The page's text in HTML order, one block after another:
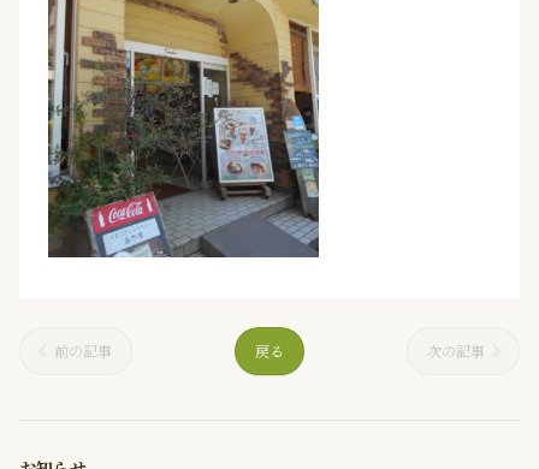
前の記事 戻る 次の記事